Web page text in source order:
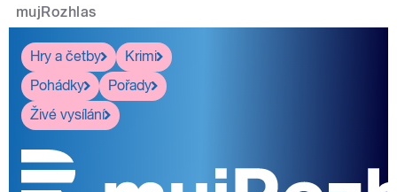
mujRozhlas
Hry a četby
Krimi
Pohádky
Pořady
Živé vysílání